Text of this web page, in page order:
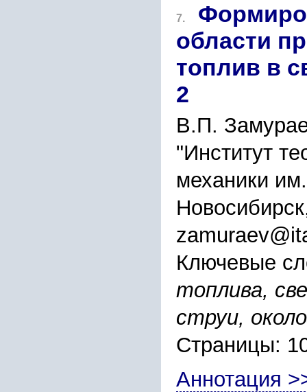
7.
области
топлив в
2
В.П.
"Институт
механики
Ключевые
топлива,
струи,
Страницы:
Аннотация